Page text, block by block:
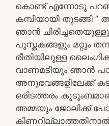
കൊണ്ട് എന്നോടു
കമ്പിയായി തുടങ്ങി
ഞാൻ
പുസ്തകങ്ങളും മറ്റും
രീതിയിലുള്ള
വാണമടിയും ഞാൻ
അനുഭവങ്ങളിലേക്ക്
ഒരിടത്തരം
അമ്മയും ജോലിക്ക്